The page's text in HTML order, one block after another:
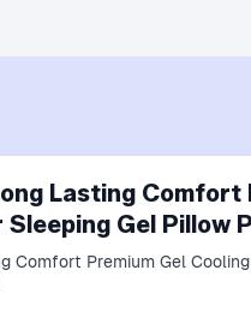
Lasting Comfort
Gel Pillow
Comfort Premium Gel